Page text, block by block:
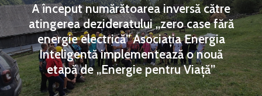
A început numărătoarea inversă către
atingerea dezideratului „zero case fără
energie electrică” Asociația Energia
Inteligentă implementează o nouă
etapă de „Energie pentru Viață”